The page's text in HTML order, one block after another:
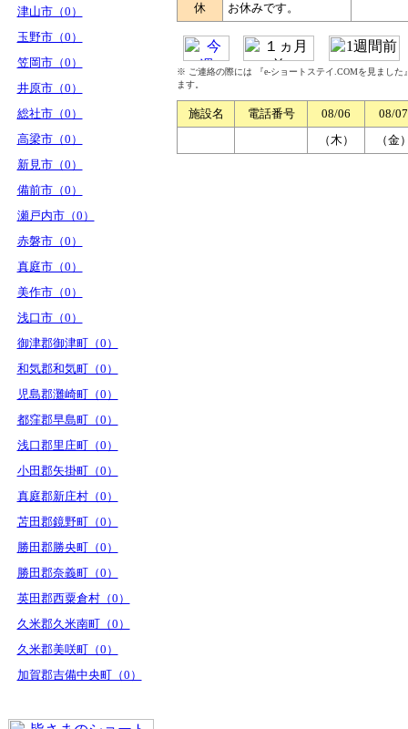
津山市（0）
玉野市（0）
笠岡市（0）
井原市（0）
総社市（0）
高梁市（0）
新見市（0）
備前市（0）
瀬戸内市（0）
赤磐市（0）
真庭市（0）
美作市（0）
浅口市（0）
御津郡御津町（0）
和気郡和気町（0）
児島郡灘崎町（0）
都窪郡早島町（0）
浅口郡里庄町（0）
小田郡矢掛町（0）
真庭郡新庄村（0）
苫田郡鏡野町（0）
勝田郡勝央町（0）
勝田郡奈義町（0）
英田郡西粟倉村（0）
久米郡久米南町（0）
久米郡美咲町（0）
加賀郡吉備中央町（0）
休
お休みです。
※ ご連絡の際には 『e-ショートステイ.COMを見まし
ます。
施設名 電話番号 08/06
08/07
（木）
（金